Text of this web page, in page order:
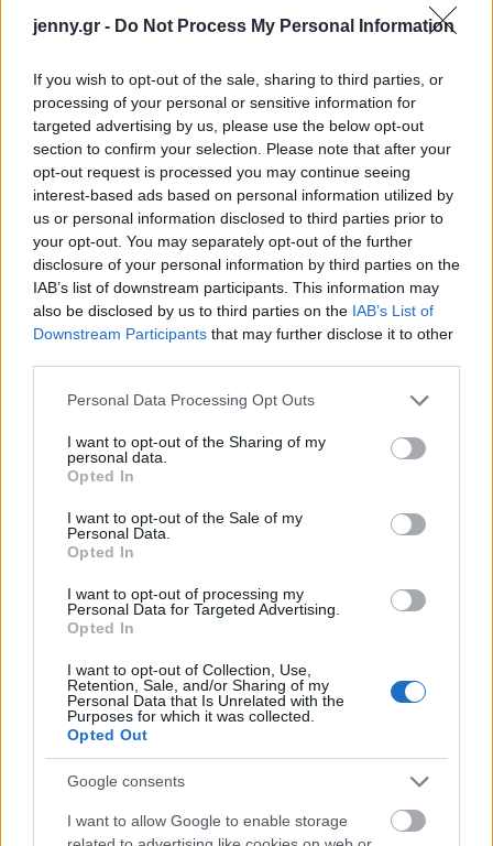
jenny.gr - Do Not Process My Personal Information
If you wish to opt-out of the sale, sharing to third parties, or
processing of your personal or sensitive information for
targeted advertising by us, please use the below opt-out
section to confirm your selection. Please note that after your
opt-out request is processed you may continue seeing
interest-based ads based on personal information utilized by
us or personal information disclosed to third parties prior to
your opt-out. You may separately opt-out of the further
disclosure of your personal information by third parties on the
IAB’s list of downstream participants. This information may
also be disclosed by us to third parties on the IAB’s List of
Downstream Participants that may further disclose it to other
Please note that this website/app uses one or more Google
not limited to your visit or usage behaviour. You may click to
grant or deny consent to Google and its third-party tags to
use your data for below specified purposes in below Google
consent section.
Personal Data Processing Opt Outs
I want to opt-out of the Sharing of my
personal data.
Opted In
I want to opt-out of the Sale of my
Personal Data.
Opted In
I want to opt-out of processing my
Personal Data for Targeted Advertising.
Opted In
I want to opt-out of Collection, Use,
Retention, Sale, and/or Sharing of my
Personal Data that Is Unrelated with the
Purposes for which it was collected.
Opted Out
Google consents
I want to allow Google to enable storage
Κατά τη διάρκεια μιας συνέντευξης στο PEOPLE
τον Ιούλιο του 2024, ηΤζένι Γκαρθμίλησε για την
αλλαγή της ζωής της στα 50 της χρόνια. Ενώ
σκεφτόταν πώς θα ήταν η επόμενη φάση της ζωής